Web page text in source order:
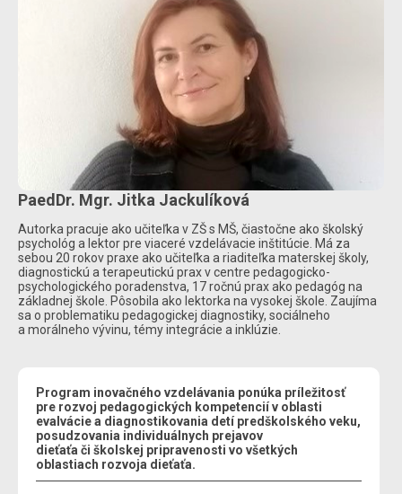
PaedDr. Mgr. Jitka Jackulíková
Autorka pracuje ako učiteľka v ZŠ s MŠ, čiastočne ako školský
psychológ a lektor pre viaceré vzdelávacie inštitúcie. Má za
sebou 20 rokov praxe ako učiteľka a riaditeľka materskej školy,
diagnostickú a terapeutickú prax v centre pedagogicko-
psychologického poradenstva, 17 ročnú prax ako pedagóg na
základnej škole. Pôsobila ako lektorka na vysokej škole. Zaujíma
sa o problematiku pedagogickej diagnostiky, sociálneho
a morálneho vývinu, témy integrácie a inklúzie.
Program inovačného vzdelávania ponúka príležitosť
pre rozvoj pedagogických kompetencií v oblasti
evalvácie a diagnostikovania detí predškolského veku,
posudzovania individuálnych prejavov
dieťaťa či školskej pripravenosti vo všetkých
oblastiach rozvoja dieťaťa.